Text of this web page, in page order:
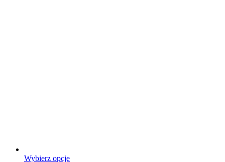
Wybierz opcjeTen